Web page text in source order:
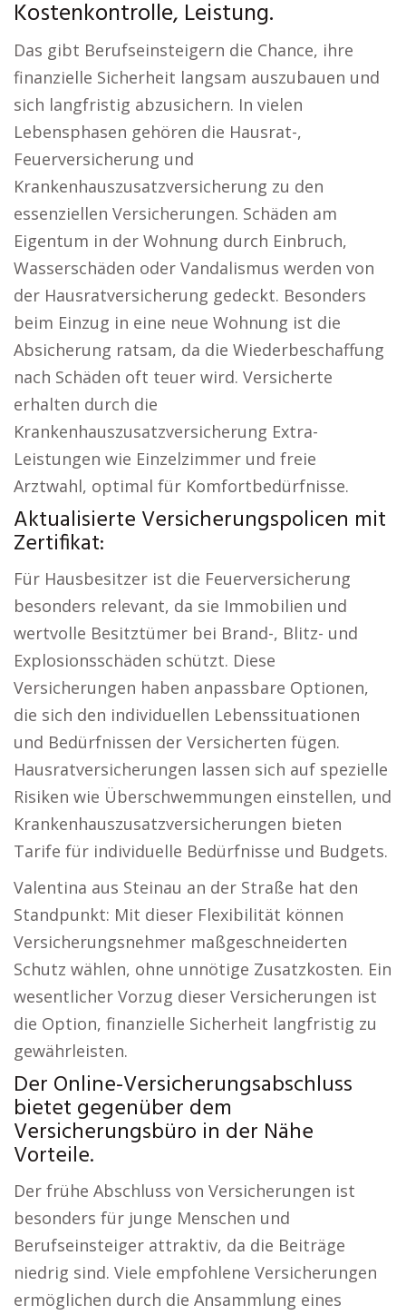
Kostenkontrolle, Leistung.
Das gibt Berufseinsteigern die Chance, ihre
finanzielle Sicherheit langsam auszubauen und
sich langfristig abzusichern. In vielen
Lebensphasen gehören die Hausrat-,
Feuerversicherung und
Krankenhauszusatzversicherung zu den
essenziellen Versicherungen. Schäden am
Eigentum in der Wohnung durch Einbruch,
Wasserschäden oder Vandalismus werden von
der Hausratversicherung gedeckt. Besonders
beim Einzug in eine neue Wohnung ist die
Absicherung ratsam, da die Wiederbeschaffung
nach Schäden oft teuer wird. Versicherte
erhalten durch die
Krankenhauszusatzversicherung Extra-
Leistungen wie Einzelzimmer und freie
Arztwahl, optimal für Komfortbedürfnisse.
Aktualisierte Versicherungspolicen mit
Zertifikat:
Für Hausbesitzer ist die Feuerversicherung
besonders relevant, da sie Immobilien und
wertvolle Besitztümer bei Brand-, Blitz- und
Explosionsschäden schützt. Diese
Versicherungen haben anpassbare Optionen,
die sich den individuellen Lebenssituationen
und Bedürfnissen der Versicherten fügen.
Hausratversicherungen lassen sich auf spezielle
Risiken wie Überschwemmungen einstellen, und
Krankenhauszusatzversicherungen bieten
Tarife für individuelle Bedürfnisse und Budgets.
Valentina aus Steinau an der Straße hat den
Standpunkt: Mit dieser Flexibilität können
Versicherungsnehmer maßgeschneiderten
Schutz wählen, ohne unnötige Zusatzkosten. Ein
wesentlicher Vorzug dieser Versicherungen ist
die Option, finanzielle Sicherheit langfristig zu
gewährleisten.
Der Online-Versicherungsabschluss
bietet gegenüber dem
Versicherungsbüro in der Nähe
Vorteile.
Der frühe Abschluss von Versicherungen ist
besonders für junge Menschen und
Berufseinsteiger attraktiv, da die Beiträge
niedrig sind. Viele empfohlene Versicherungen
ermöglichen durch die Ansammlung eines